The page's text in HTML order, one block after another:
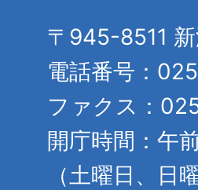
〒945-8511
電話番号：
ファクス：
開庁時間：午
（土曜日、日